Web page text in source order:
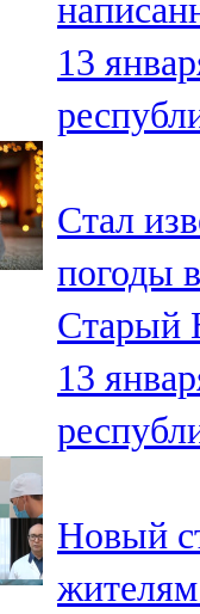
13
Стал
погоды
Старый
13
Новый
жителям